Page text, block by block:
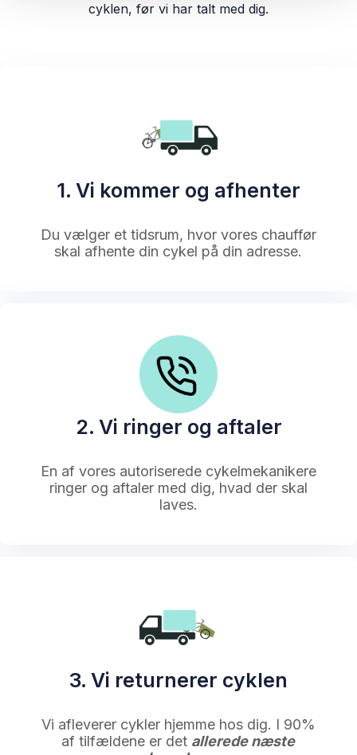
cyklen, før vi har talt med dig.
1. Vi kommer og afhenter
Du vælger et tidsrum, hvor vores chauffør
skal afhente din cykel på din adresse.
2. Vi ringer og aftaler
En af vores autoriserede cykelmekanikere
ringer og aftaler med dig, hvad der skal
laves.
3. Vi returnerer cyklen
Vi afleverer cykler hjemme hos dig. I 90%
af tilfældene er det allerede næste